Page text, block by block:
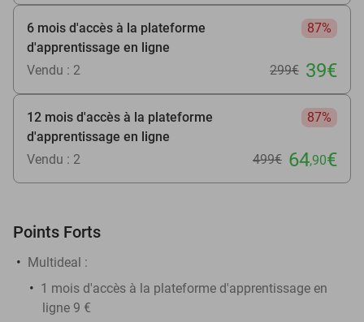
6 mois d'accès à la plateforme
d'apprentissage en ligne
87%
Vendu : 2 299€ 39€
12 mois d'accès à la plateforme
d'apprentissage en ligne
87%
Vendu : 2 499€ 64,90€
Points Forts
Multideal :
1 mois d'accès à la plateforme d'apprentissage en
ligne 9 €